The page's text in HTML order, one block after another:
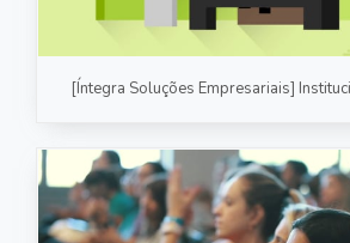
[Íntegra Soluções Empresariais]